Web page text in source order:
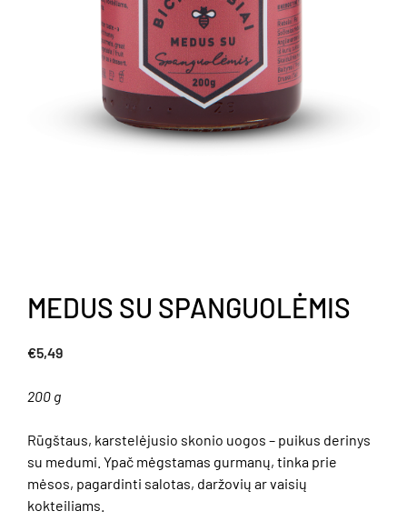
MEDUS SU SPANGUOLĖMIS
€5,49
200 g
Rūgštaus, karstelėjusio skonio uogos – puikus derinys
su medumi. Ypač mėgstamas gurmanų, tinka prie
mėsos, pagardinti salotas, daržovių ar vaisių
kokteiliams.